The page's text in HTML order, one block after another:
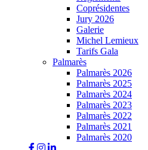
Coprésidentes
Jury 2026
Galerie
Michel Lemieux
Tarifs Gala
Palmarès
Palmarès 2026
Palmarès 2025
Palmarès 2024
Palmarès 2023
Palmarès 2022
Palmarès 2021
Palmarès 2020